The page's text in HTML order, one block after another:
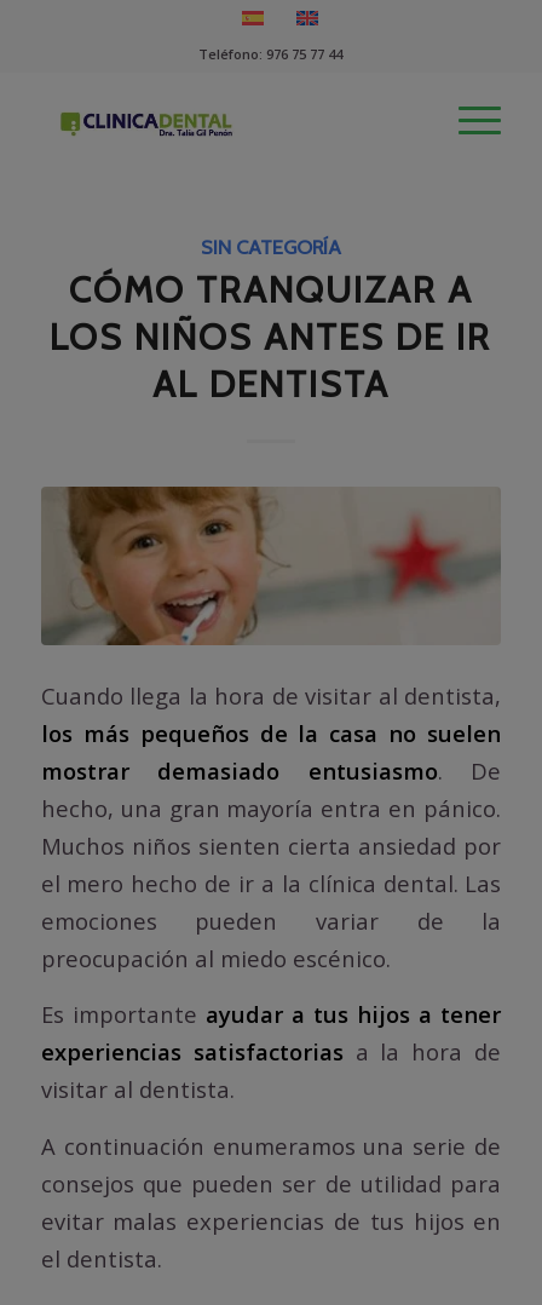
Teléfono: 976 75 77 44
SIN CATEGORÍA
CÓMO TRANQUIZAR A
LOS NIÑOS ANTES DE IR
AL DENTISTA
Cuando llega la hora de visitar al dentista,
los más pequeños de la casa no suelen
mostrar demasiado entusiasmo. De
hecho, una gran mayoría entra en pánico.
Muchos niños sienten cierta ansiedad por
el mero hecho de ir a la clínica dental. Las
emociones pueden variar de la
preocupación al miedo escénico.
Es importante ayudar a tus hijos a tener
experiencias satisfactorias a la hora de
visitar al dentista.
A continuación enumeramos una serie de
consejos que pueden ser de utilidad para
evitar malas experiencias de tus hijos en
el dentista.